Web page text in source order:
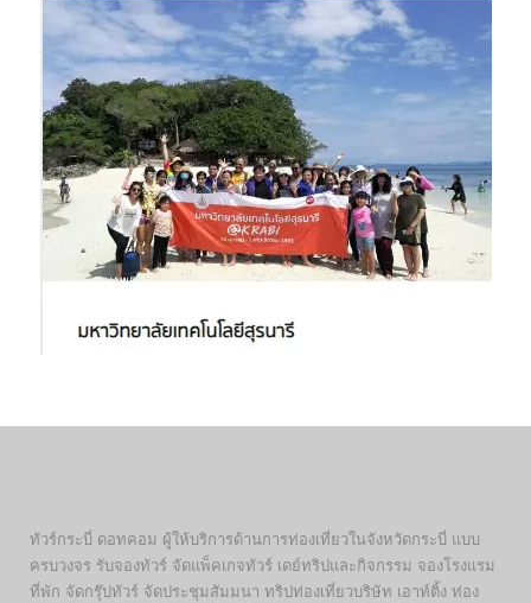
ทัวร์กระบี่ ดอทคอม ผู้ให้บริการด้านการท่องเที่ยวในจังหวัดกระบี่ แบบ
ครบวงจร รับจองทัวร์ จัดแพ็คเกจทัวร์ เดย์ทริปและกิจกรรม จองโรงแรม
ที่พัก จัดกรุ๊ปทัวร์ จัดประชุมสัมมนา ทริปท่องเที่ยวบริษัท เอาท์ติ้ง ท่อง